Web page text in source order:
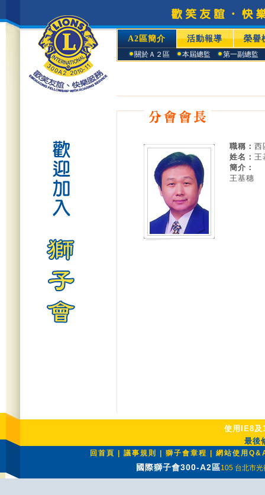
A2區簡介 活動報導 榮譽
關於Ａ２區 本屆總監 第一副總監
職稱： 西
姓名： 王
簡介：
王基穗
使用IE8及
最後
回首頁 議事規則 獅子會章程 網站使用
國際獅子會300-A2區105 台北市